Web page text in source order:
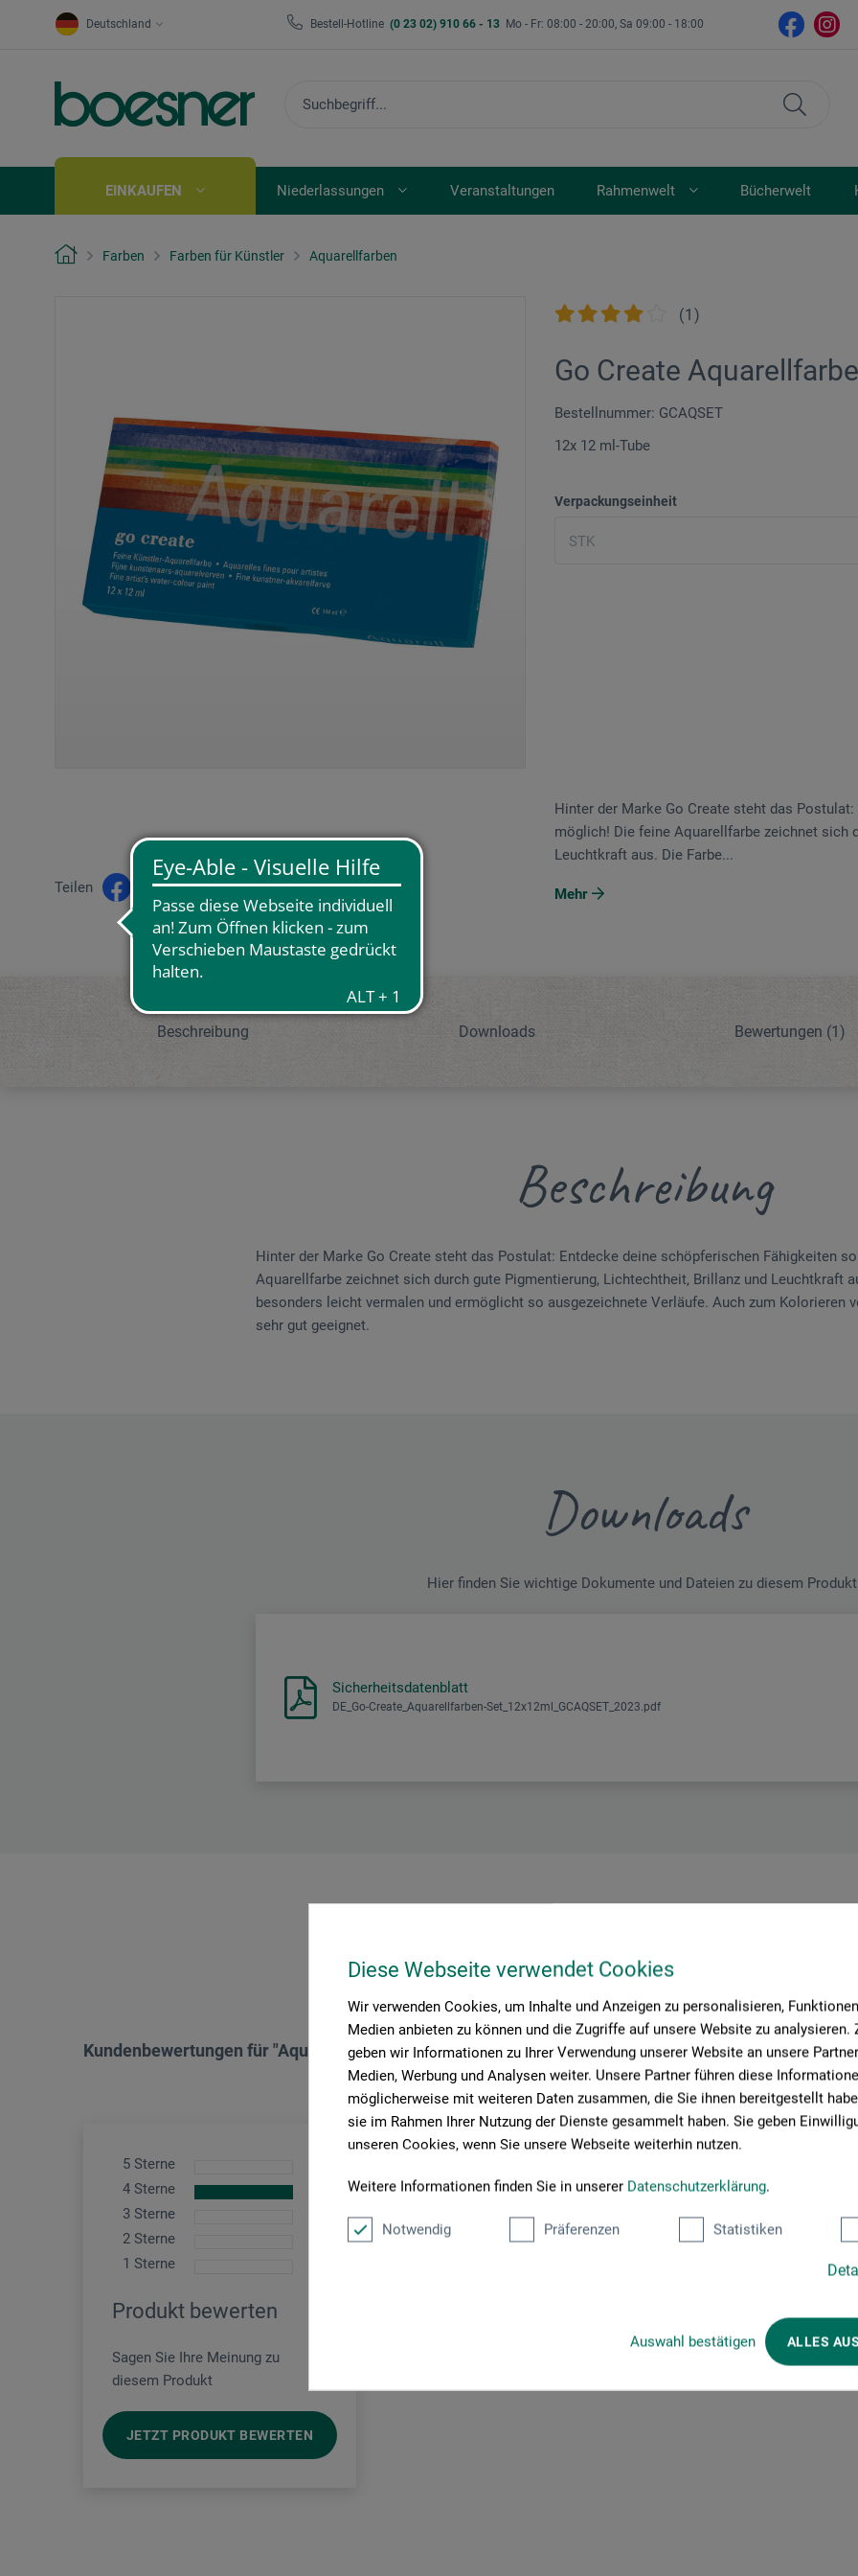
Diese Webseite verwendet Cookies
Wir verwenden Cookies, um Inhalte und Anzeigen zu personalisieren,
Medien anbieten zu können und die Zugriffe auf unsere Website zu analysieren.
geben wir Informationen zu Ihrer Verwendung unserer Website an unsere
Medien, Werbung und Analysen weiter. Unsere Partner führen diese
möglicherweise mit weiteren Daten zusammen, die Sie ihnen bereitgestellt
sie im Rahmen Ihrer Nutzung der Dienste gesammelt haben. Sie geben
unseren Cookies, wenn Sie unsere Webseite weiterhin nutzen.
Weitere Informationen finden Sie in unserer Datenschutzerklärung.
Notwendig Präferenzen Statistiken
Auswahl bestätigen ALLES
Deutschland Bestell-Hotline (0 23 02) 910 66 - 13 Mo - Fr: 08:00 - 20:00, Sa 09:00 - 18:00
EINKAUFEN Niederlassungen Veranstaltungen Rahmenwelt Bücherwelt
Farben Farben für Künstler Aquarellfarben
(1)
Go Create
Bestellnummer: GCAQSET
12x 12 ml-Tube
Verpackungseinheit
Teilen
Hinter der Mar­ke Go Create steht das
möglich! Die feine Aquarell­farbe zeichnet sich
Leuchtkraft aus. Die Farbe...
Mehr
Beschreibung Downloads Bewertungen (1)
Beschreibung
Hinter der Mar­ke Go Create steht das Pos­tulat: Entdecke deine schöpferischen Fä­hig­keiten
Aquarell­farbe zeichnet sich durch gute Pigmentierung, Lichtechtheit, Brillanz und Leuchtkraft
besonders leicht vermalen und ermöglicht so ausgezeichnete Ver­läufe. Auch zum Kolorieren
sehr gut geeignet.
Downloads
Hier finden Sie wichtige Dokumente und Dateien zu diesem
Sicherheitsdatenblatt
DE_Go-Create_Aquarellfarben-Set_12x12ml_GCAQSET_2023.pdf
Produktbewertungen (1)
Kundenbewertungen für "Aquarellfarben-Set"
5 Sterne
4 Sterne
3 Sterne
2 Sterne
1 Sterne
Produkt bewerten
Sagen Sie Ihre Meinung zu
diesem Produkt
JETZT PRODUKT BEWERTEN
Super Preis Leistungs Verhältnis
Ich habe mir diese Aquarellfarben nur gekauft weil der kleine Lukas
sagen dass diese Farben sich super verhalten man hat eine super
lassen sich super mischen. Das einzige was mich gestört hat war der
daran aber dafür gibt es einen Stern Abzug. Für 6 Euro lohnen sich